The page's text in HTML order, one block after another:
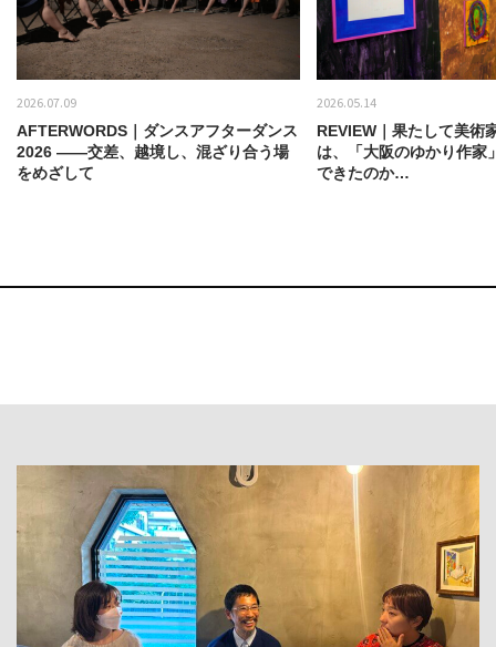
2026.07.09
AFTERWORDS｜ダンスアフターダンス
2026 ——交差、越境し、混ざり合う場
をめざして
2026.05.14
REVIEW｜果たして美術
は、「大阪のゆかり作家
できたのか…